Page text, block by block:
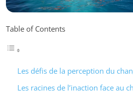
Table of Contents
Les défis de la perception du
Les racines de l’inaction face au